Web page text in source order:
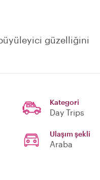
güzelliğini
Kategori
Day Trips
Ulaşım şekli
Araba